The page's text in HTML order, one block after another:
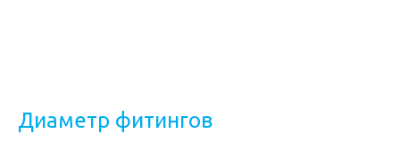
Диаметр фитингов